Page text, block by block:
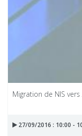
Migration de NIS
27/09/2016 : 10:00 -